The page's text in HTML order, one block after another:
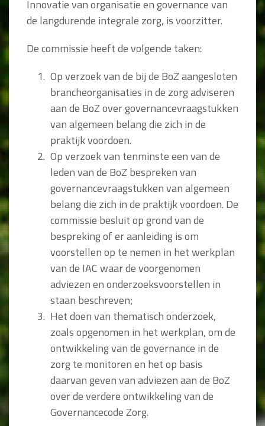
Innovatie van organisatie en governance van
de langdurende integrale zorg, is voorzitter.
De commissie heeft de volgende taken:
Op verzoek van de bij de BoZ aangesloten
brancheorganisaties in de zorg adviseren
aan de BoZ over governancevraagstukken
van algemeen belang die zich in de
praktijk voordoen.
Op verzoek van tenminste een van de
leden van de BoZ bespreken van
governancevraagstukken van algemeen
belang die zich in de praktijk voordoen. De
commissie besluit op grond van de
bespreking of er aanleiding is om
voorstellen op te nemen in het werkplan
van de IAC waar de voorgenomen
adviezen en onderzoeksvoorstellen in
staan beschreven;
Het doen van thematisch onderzoek,
zoals opgenomen in het werkplan, om de
ontwikkeling van de governance in de
zorg te monitoren en het op basis
daarvan geven van adviezen aan de BoZ
over de verdere ontwikkeling van de
Governancecode Zorg.